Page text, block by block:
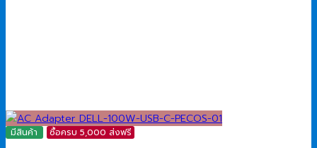
มีสินค้า ซื้อครบ 5,000 ส่งฟรี